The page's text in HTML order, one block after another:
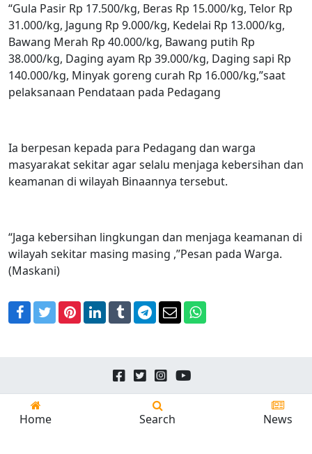
“Gula Pasir Rp 17.500/kg, Beras Rp 15.000/kg, Telor Rp
31.000/kg, Jagung Rp 9.000/kg, Kedelai Rp 13.000/kg,
Bawang Merah Rp 40.000/kg, Bawang putih Rp
38.000/kg, Daging ayam Rp 39.000/kg, Daging sapi Rp
140.000/kg, Minyak goreng curah Rp 16.000/kg,”saat
pelaksanaan Pendataan pada Pedagang
Ia berpesan kepada para Pedagang dan warga
masyarakat sekitar agar selalu menjaga kebersihan dan
keamanan di wilayah Binaannya tersebut.
“Jaga kebersihan lingkungan dan menjaga keamanan di
wilayah sekitar masing masing ,”Pesan pada Warga.
(Maskani)
Facebook
TwitterPinterest
LinkedIn
TumblrTelegram
EmailWhatsApp
24news.id
Home Search News